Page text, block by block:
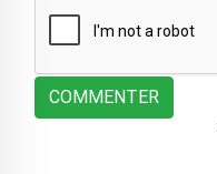
COMMENTER